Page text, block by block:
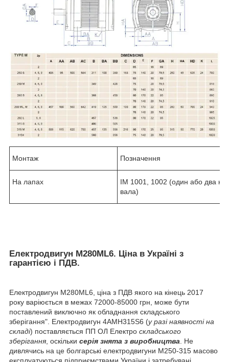
Монтаж Позначення
На лапах
IM 1001, 1002 (один або два
вала)
Електродвигун М280ML6. Ціна в Україні з
гарантією і ПДВ.
Електродвигун М280ML6, ціна з ПДВ якого на кінець 2017
року варіюється в межах 72000-85000 грн, може бути
поставлений виключно як обладнання складського
зберігання". Електродвигун 4АМН315Ѕ6 (у разі наявності на
складі) поставляється ПП ОЛ Електро складського
зберігання , оскільки серія знята з виробництва . Не
дивлячись на це болгарські електродвигуни М250-315 масово